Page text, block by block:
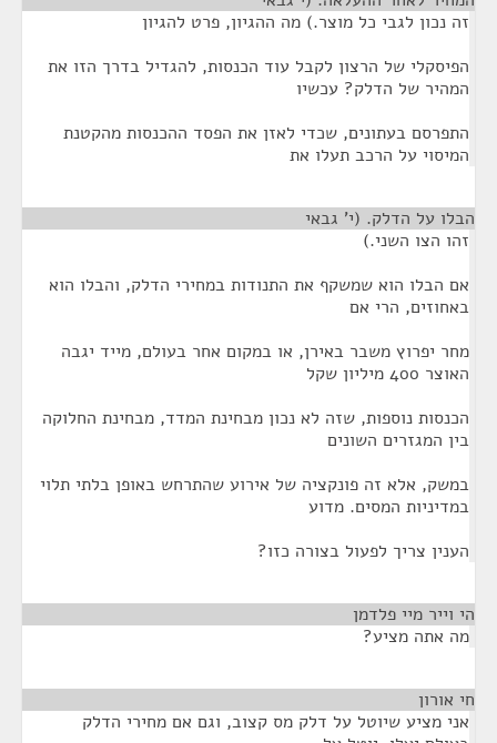
זה נכון לגבי כל מוצר.) מה ההגיון, פרט להגיון
הפיסקלי של הרצון לקבל עוד הכנסות, להגדיל בדרך הזו את
המהיר של הדלק? עכשיו
התפרסם בעתונים, שכדי לאזן את הפסד ההכנסות מהקטנת
המיסוי על הרכב תעלו את
הבלו על הדלק. (י' גבאי
זהו הצו השני.)
אם הבלו הוא שמשקף את התנודות במחירי הדלק, והבלו הוא
באחוזים, הרי אם
מחר יפרוץ משבר באירן, או במקום אחר בעולם, מייד יגבה
האוצר 400 מיליון שקל
הכנסות נוספות, שזה לא נכון מבחינת המדד, מבחינת החלוקה
בין המגזרים השונים
במשק, אלא זה פונקציה של אירוע שהתרחש באופן בלתי תלוי
במדיניות המסים. מדוע
הענין צריך לפעול בצורה כזו?
הי וייר מיי פלדמן
מה אתה מציע?
חי אורון
אני מציע שיוטל על דלק מס קצוב, וגם אם מחירי הדלק